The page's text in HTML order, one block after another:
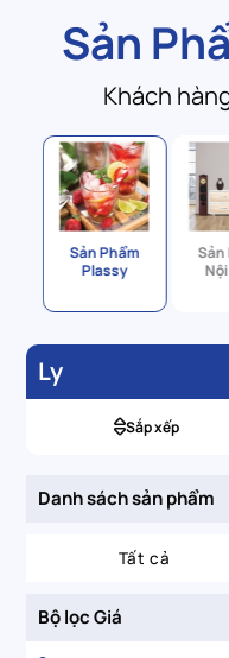
Sản
Khách
Sản Phẩm
Plassy
Sản
Ly
Sắp xếp
Danh sách sản phẩm
Tất cả
Bộ lọc Giá